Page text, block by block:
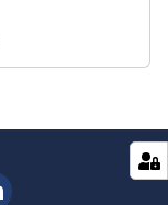
Linkedin